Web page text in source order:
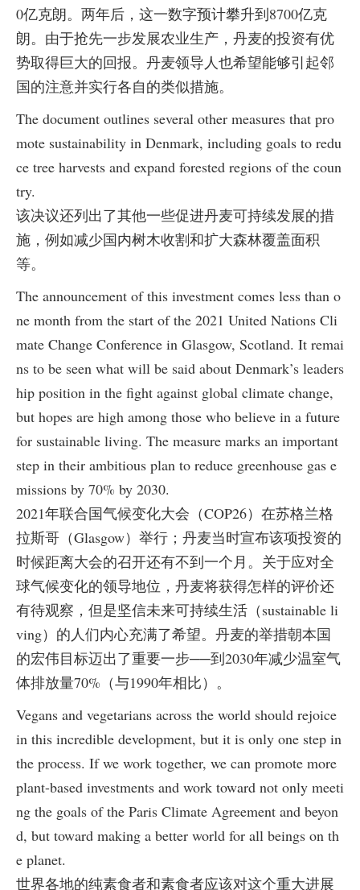
0亿克朗。两年后，这一数字预计攀升到8700亿克
朗。由于抢先一步发展农业生产，丹麦的投资有优
势取得巨大的回报。丹麦领导人也希望能够引起邻
国的注意并实行各自的类似措施。
The document outlines several other measures that pro
mote sustainability in Denmark, including goals to redu
ce tree harvests and expand forested regions of the coun
try.
该决议还列出了其他一些促进丹麦可持续发展的措
施，例如减少国内树木收割和扩大森林覆盖面积
等。
The announcement of this investment comes less than o
ne month from the start of the 2021 United Nations Cli
mate Change Conference in Glasgow, Scotland. It remai
ns to be seen what will be said about Denmark’s leaders
hip position in the fight against global climate change,
but hopes are high among those who believe in a future
for sustainable living. The measure marks an important
step in their ambitious plan to reduce greenhouse gas e
missions by 70% by 2030.
2021年联合国气候变化大会（COP26）在苏格兰格
拉斯哥（Glasgow）举行；丹麦当时宣布该项投资的
时候距离大会的召开还有不到一个月。关于应对全
球气候变化的领导地位，丹麦将获得怎样的评价还
有待观察，但是坚信未来可持续生活（sustainable li
ving）的人们内心充满了希望。丹麦的举措朝本国
的宏伟目标迈出了重要一步──到2030年减少温室气
体排放量70%（与1990年相比）。
Vegans and vegetarians across the world should rejoice
in this incredible development, but it is only one step in
the process. If we work together, we can promote more
plant-based investments and work toward not only meeti
ng the goals of the Paris Climate Agreement and beyon
d, but toward making a better world for all beings on th
e planet.
世界各地的纯素食者和素食者应该对这个重大进展